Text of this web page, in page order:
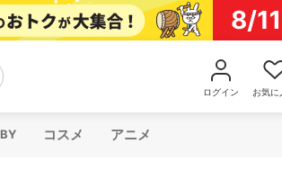
ログイン お気に
コスメ アニメ